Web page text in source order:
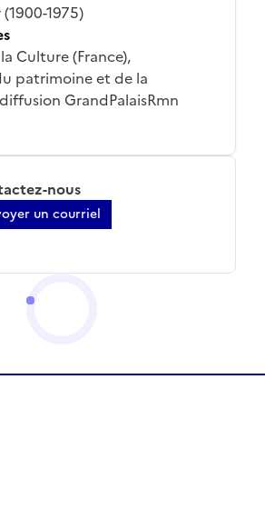
1975)
Culture (France),
patrimoine et de la
GrandPalaisRmn
nous
un courriel